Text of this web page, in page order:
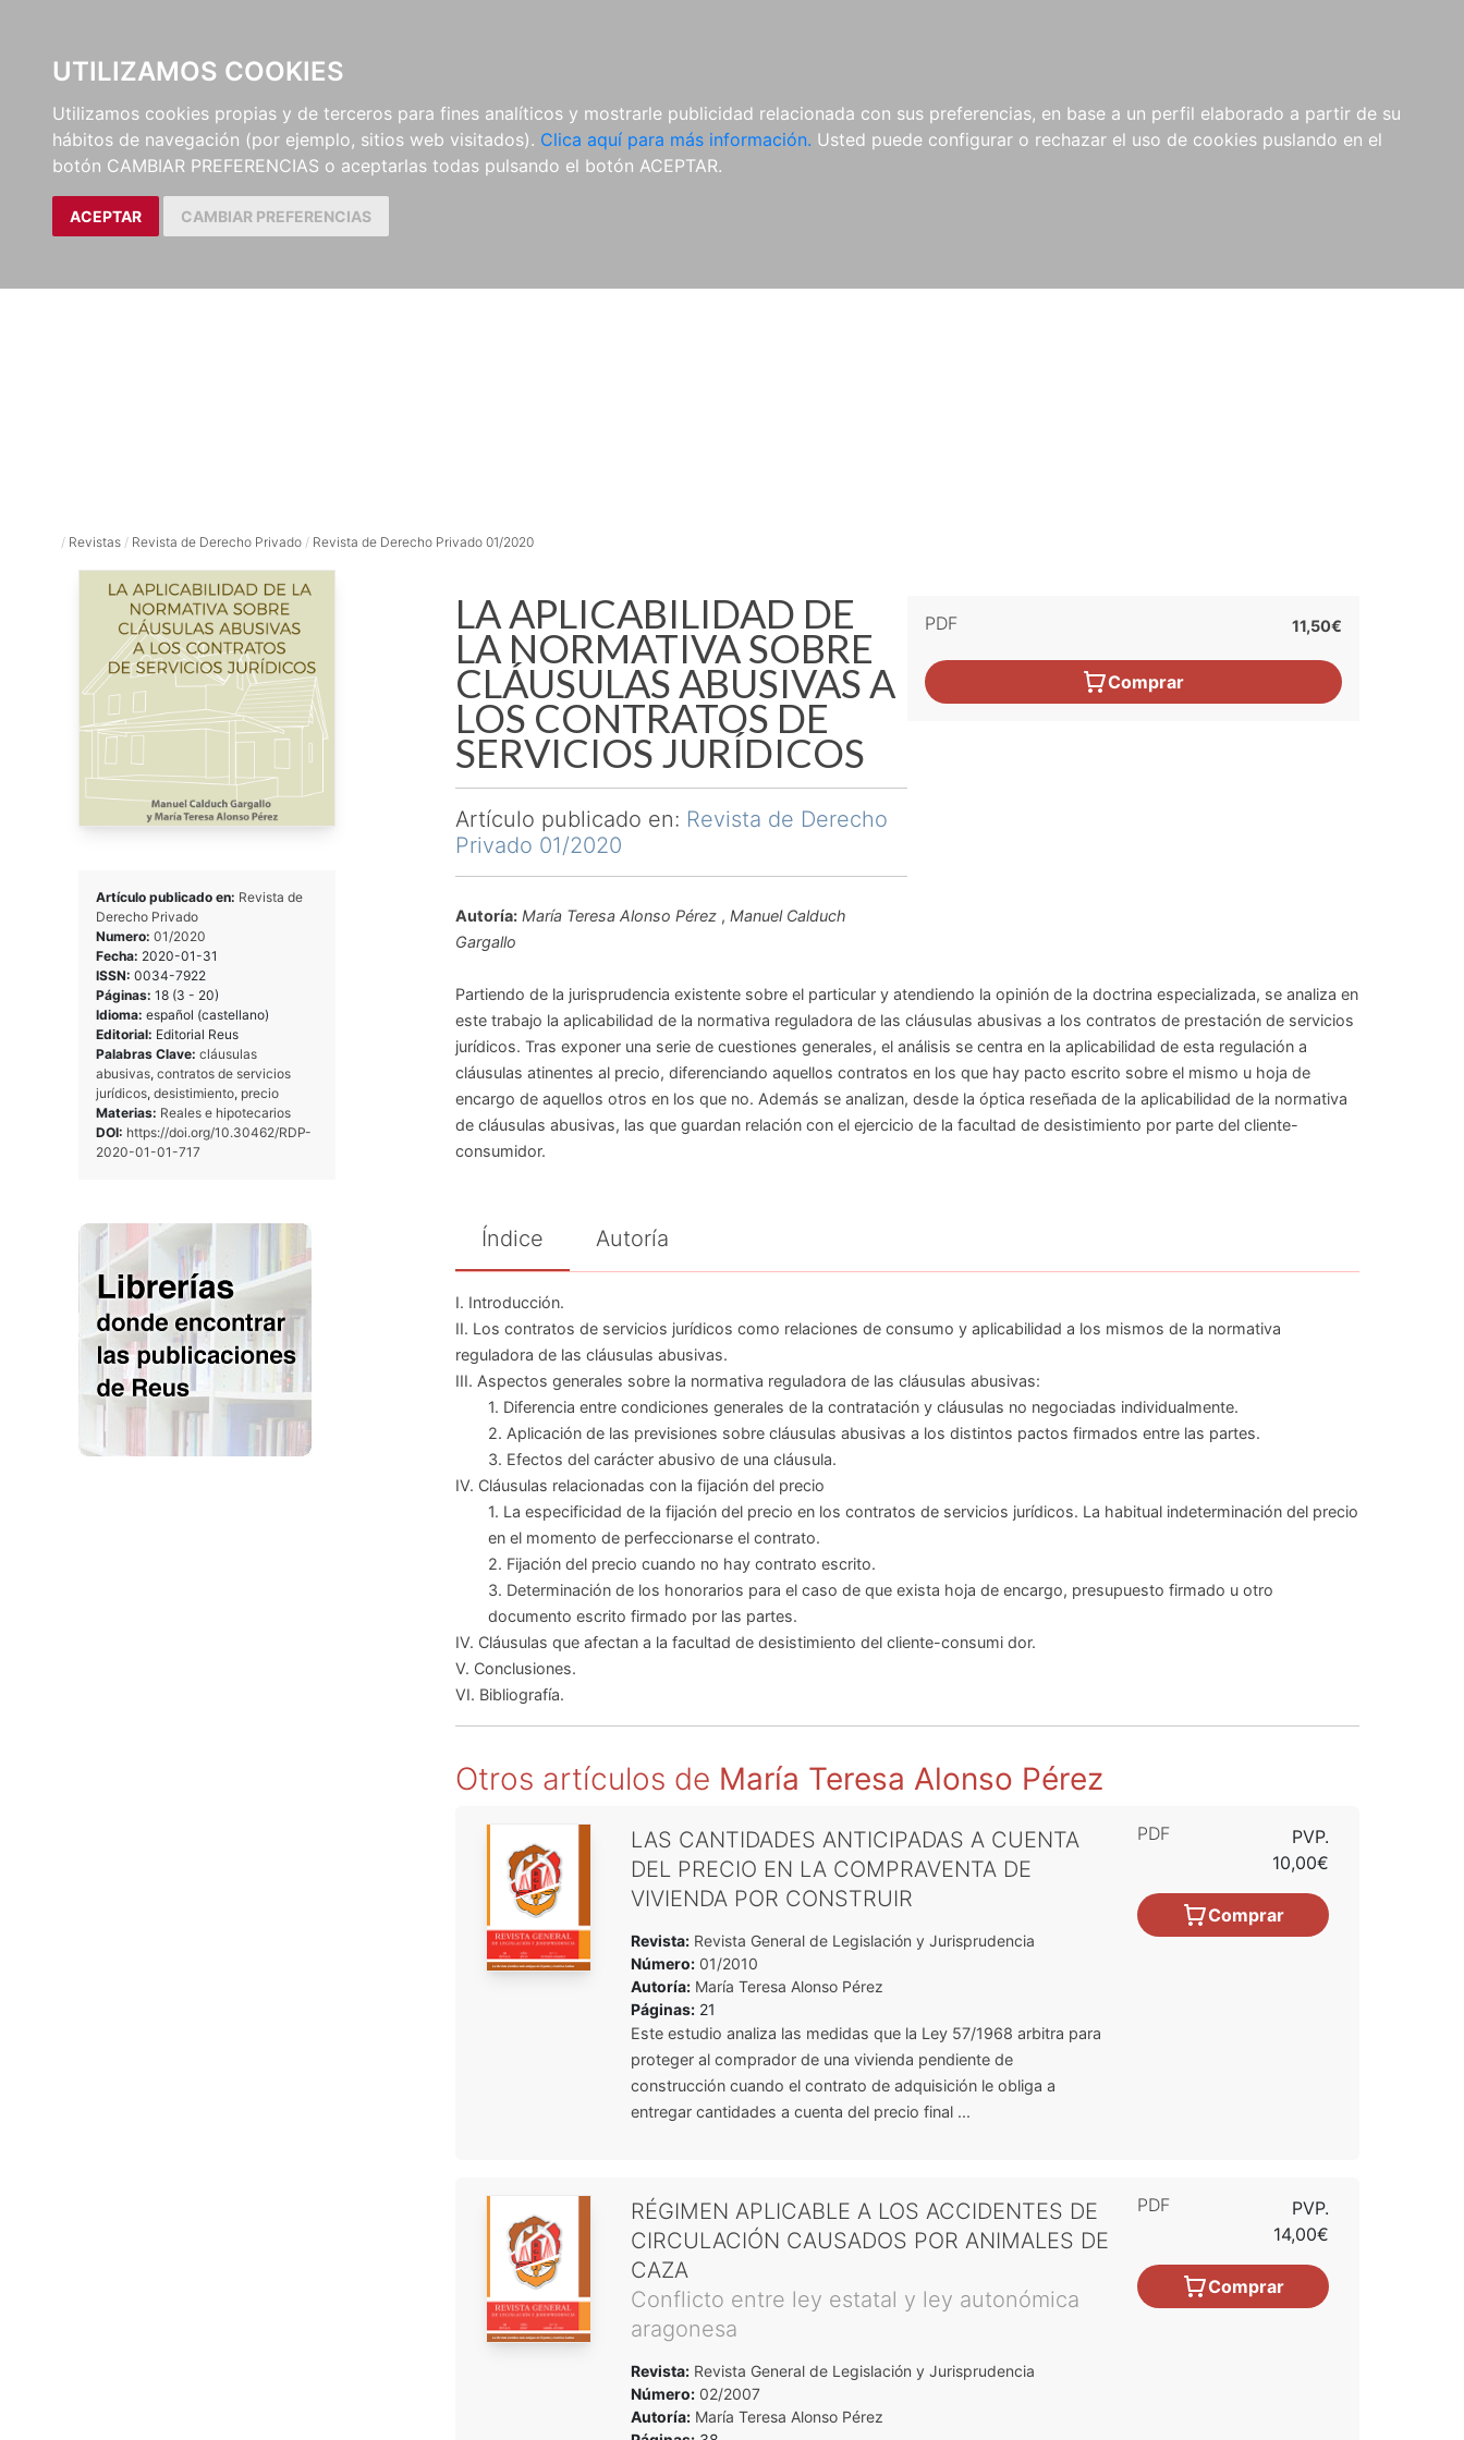
UTILIZAMOS COOKIES
Utilizamos cookies propias y de terceros para fines analíticos y mostrarle publicidad relacionada con sus preferencias, en base a un perfil elaborado a partir de su
hábitos de navegación (por ejemplo, sitios web visitados). Clica aquí para más información. Usted puede configurar o rechazar el uso de cookies puslando en el
botón CAMBIAR PREFERENCIAS o aceptarlas todas pulsando el botón ACEPTAR.
ACEPTAR CAMBIAR PREFERENCIAS
EDITORIAL E-BOOKS
ArtículosRevista de Derecho PrivadoRevista Española de Derecho Deportivo
/ Revistas / Revista de Derecho Privado / Revista de Derecho Privado 01/2020
Artículo publicado en: Revista de
Derecho Privado
Numero: 01/2020
Fecha: 2020-01-31
ISSN: 0034-7922
Páginas: 18 (3 - 20)
Idioma: español (castellano)
Editorial: Editorial Reus
Palabras Clave: cláusulas
abusivas, contratos de servicios
jurídicos, desistimiento, precio
Materias: Reales e hipotecarios
DOI: https://doi.org/10.30462/RDP-
2020-01-01-717
LA APLICABILIDAD DE
LA NORMATIVA SOBRE
CLÁUSULAS ABUSIVAS A
LOS CONTRATOS DE
SERVICIOS JURÍDICOS
Artículo publicado en: Revista de Derecho
Privado 01/2020
Autoría: María Teresa Alonso Pérez, Manuel Calduch
Gargallo
PDF 11,50€
Comprar
Partiendo de la jurisprudencia existente sobre el particular y atendiendo la opinión de la doctrina especializada, se analiza en
este trabajo la aplicabilidad de la normativa reguladora de las cláusulas abusivas a los contratos de prestación de servicios
jurídicos. Tras exponer una serie de cuestiones generales, el análisis se centra en la aplicabilidad de esta regulación a
cláusulas atinentes al precio, diferenciando aquellos contratos en los que hay pacto escrito sobre el mismo u hoja de
encargo de aquellos otros en los que no. Además se analizan, desde la óptica reseñada de la aplicabilidad de la normativa
de cláusulas abusivas, las que guardan relación con el ejercicio de la facultad de desistimiento por parte del cliente-
consumidor.
Índice Autoría
I. Introducción.
II. Los contratos de servicios jurídicos como relaciones de consumo y aplicabilidad a los mismos de la normativa
reguladora de las cláusulas abusivas.
III. Aspectos generales sobre la normativa reguladora de las cláusulas abusivas:
1. Diferencia entre condiciones generales de la contratación y cláusulas no negociadas individualmente.
2. Aplicación de las previsiones sobre cláusulas abusivas a los distintos pactos firmados entre las partes.
3. Efectos del carácter abusivo de una cláusula.
IV. Cláusulas relacionadas con la fijación del precio
1. La especificidad de la fijación del precio en los contratos de servicios jurídicos. La habitual indeterminación del precio
en el momento de perfeccionarse el contrato.
2. Fijación del precio cuando no hay contrato escrito.
3. Determinación de los honorarios para el caso de que exista hoja de encargo, presupuesto firmado u otro
documento escrito firmado por las partes.
IV. Cláusulas que afectan a la facultad de desistimiento del cliente-consumi dor.
V. Conclusiones.
VI. Bibliografía.
Otros artículos de María Teresa Alonso Pérez
LAS CANTIDADES ANTICIPADAS A CUENTA
DEL PRECIO EN LA COMPRAVENTA DE
VIVIENDA POR CONSTRUIR
Revista:Revista General de Legislación y Jurisprudencia
Número:01/2010
Autoría: María Teresa Alonso Pérez
Páginas:21
Este estudio analiza las medidas que la Ley 57/1968 arbitra para
proteger al comprador de una vivienda pendiente de
construcción cuando el contrato de adquisición le obliga a
entregar cantidades a cuenta del precio final ...
PDF
PVP.
10,00€
Comprar
RÉGIMEN APLICABLE A LOS ACCIDENTES DE
CIRCULACIÓN CAUSADOS POR ANIMALES DE
CAZA
Conflicto entre ley estatal y ley autonómica
aragonesa
Revista:Revista General de Legislación y Jurisprudencia
Número:02/2007
Autoría: María Teresa Alonso Pérez
PDF
PVP.
14,00€
Comprar